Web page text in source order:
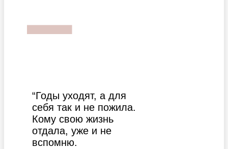
“Годы уходят, а для
себя так и не пожила.
Кому свою жизнь
отдала, уже и не
вспомню.